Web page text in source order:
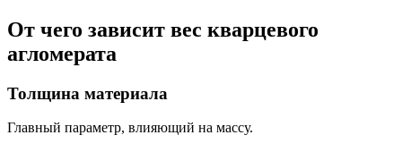
От чего зависит вес кварцевого
агломерата
Толщина материала
Главный параметр, влияющий на массу.